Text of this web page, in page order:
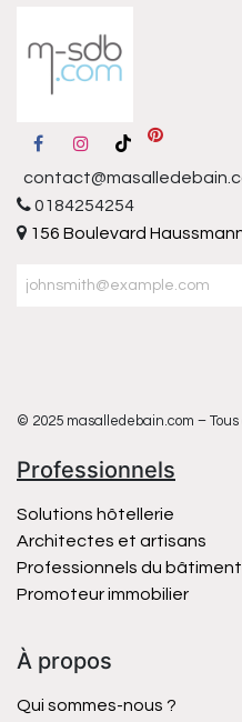
0184254254
156 Boulevard
© 2025 masalledebain.com –
Professionnels
Solutions hôtellerie
Architectes et artisans
Professionnels du bâtiment
Promoteur immobilier
À propos
Qui sommes-nous ?